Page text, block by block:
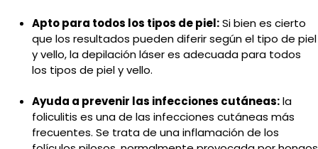
Apto para todos los tipos de piel:Si bien es cierto
que los resultados pueden diferir según el tipo de piel
y vello, la depilación láser es adecuada para todos
los tipos de piel y vello.
Ayuda a prevenir las infecciones cutáneas:la
foliculitis es una de las infecciones cutáneas más
frecuentes. Se trata de una inflamación de los